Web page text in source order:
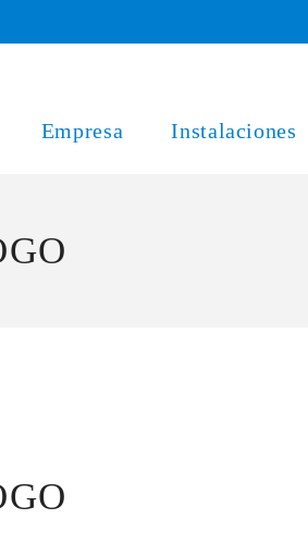
Empresa Instalaciones